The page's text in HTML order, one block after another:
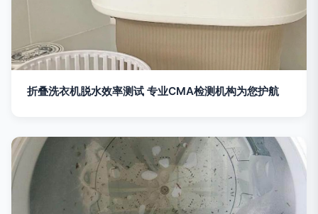
折叠洗衣机脱水效率测试 专业CMA检测机构为您护航